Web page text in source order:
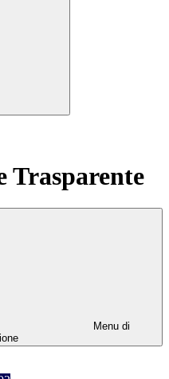
Trasparente
Menu di